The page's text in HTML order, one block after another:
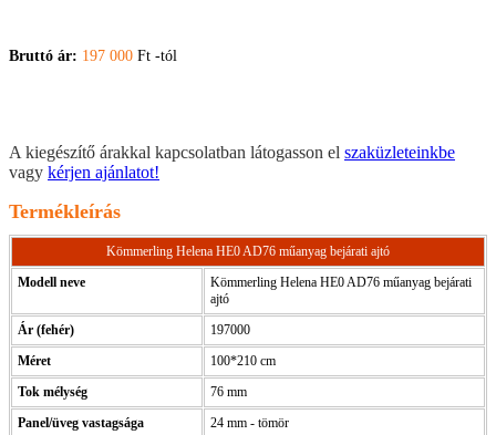
Bruttó ár: 197 000 Ft -tól
A kiegészítő árakkal kapcsolatban látogasson el szaküzleteinkbe
vagy kérjen ajánlatot!
Termékleírás
Kömmerling Helena HE0 AD76 műanyag bejárati ajtó
Modell neve
Kömmerling Helena HE0 AD76 műanyag bejárati
ajtó
Ár (fehér)
197000
Méret
100*210 cm
Tok mélység
76 mm
Panel/üveg vastagsága
24 mm - tömör